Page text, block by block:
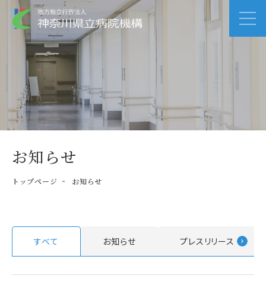
お知らせ
トップページ お知らせ
すべて お知らせ プレスリリース